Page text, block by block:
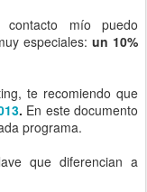
mío puedo
especiales:un 10%
te recomiendo que
. En este documento
programa.
que diferencian a